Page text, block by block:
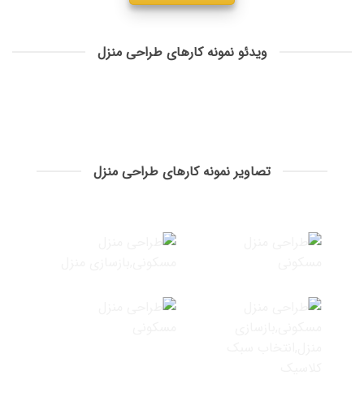
ویدئو نمونه کارهای طراحی منزل
تصاویر نمونه کارهای طراحی منزل